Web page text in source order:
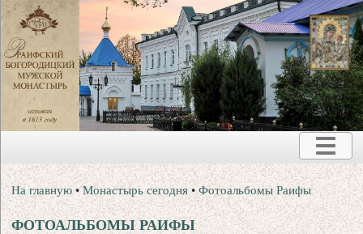
На главную •Монастырь сегодня •Фотоальбомы Раифы
ФОТОАЛЬБОМЫ РАИФЫ